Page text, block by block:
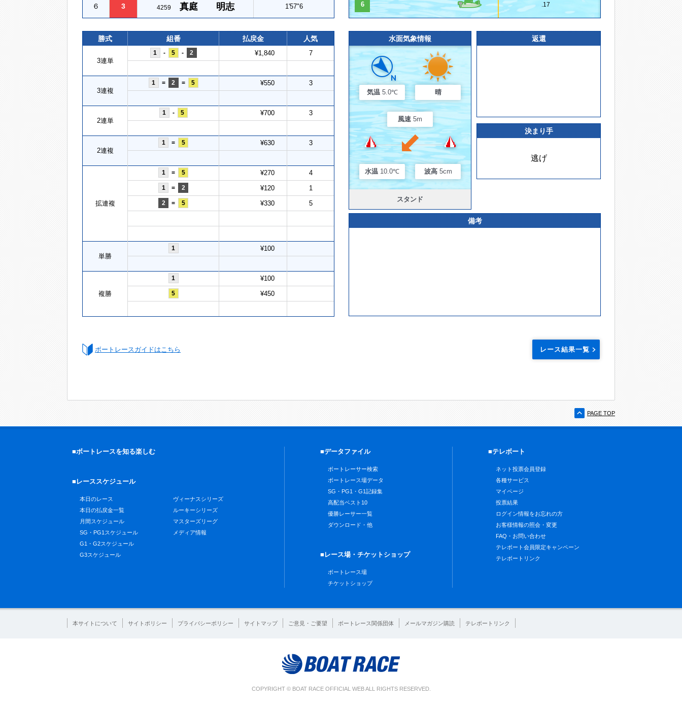
６ 3 4259 真庭 明志 1'57"6 6 .17
勝式 組番 払戻金 人気
3連単
1 - 5 - 2 ¥1,840 7
3連複
1 = 2 = 5 ¥550 3
2連単
1 - 5 ¥700 3
2連複
1 = 5 ¥630 3
拡連複
1 = 5 ¥270 4
1 = 2 ¥120 1
2 = 5 ¥330 5
単勝
1 ¥100
複勝
1 ¥100
5 ¥450
水面気象情報
気温 5.0℃ 晴
風速 5m
水温 10.0℃ 波高 5cm
スタンド
返還
決まり手
逃げ
備考
ボートレースガイドはこちら レース結果一覧
PAGE TOP
■ボートレースを知る楽しむ
■レーススケジュール
本日のレース
本日の払戻金一覧
月間スケジュール
SG・PG1スケジュール
G1・G2スケジュール
G3スケジュール
ヴィーナスシリーズ
ルーキーシリーズ
マスターズリーグ
メディア情報
■データファイル
ボートレーサー検索
ボートレース場データ
SG・PG1・G1記録集
高配当ベスト10
優勝レーサー一覧
ダウンロード・他
■レース場・チケットショップ
ボートレース場
チケットショップ
■テレボート
ネット投票会員登録
各種サービス
マイページ
投票結果
ログイン情報をお忘れの方
お客様情報の照会・変更
FAQ・お問い合わせ
テレボート会員限定キャンペーン
テレボートリンク
本サイトについて サイトポリシー プライバシーポリシー サイトマップ ご意見・ご要望 ボートレース関係団体 メールマガジン購読 テレボートリンク
COPYRIGHT © BOAT RACE OFFICIAL WEB ALL RIGHTS RESERVED.